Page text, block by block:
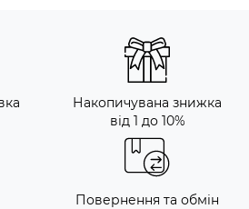
Накопичувана знижка
від 1 до 10%
Повернення та обмін